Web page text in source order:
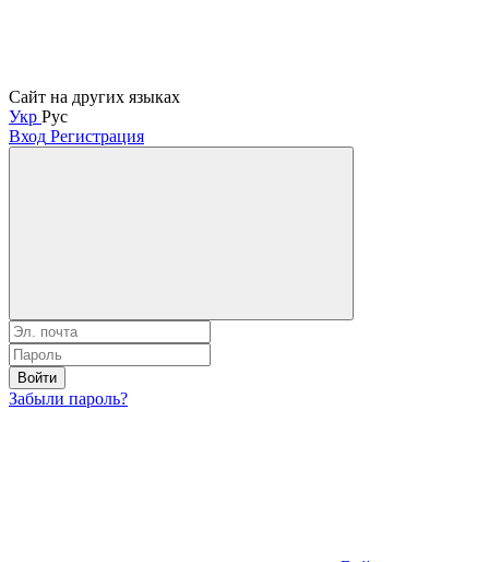
Сайт на других языках
Укр Рус
Вход Регистрация
Войти
Забыли пароль?